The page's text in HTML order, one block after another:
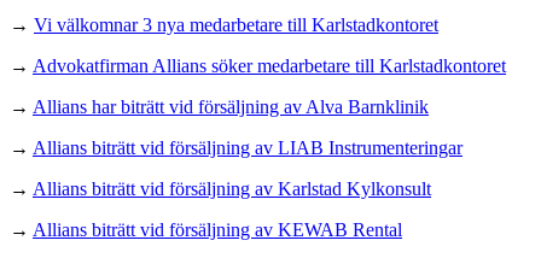
→ Vi välkomnar 3 nya medarbetare till Karlstadkontoret
→ Advokatfirman Allians söker medarbetare till Karlstadkontoret
→ Allians har biträtt vid försäljning av Alva Barnklinik
→ Allians biträtt vid försäljning av LIAB Instrumenteringar
→ Allians biträtt vid försäljning av Karlstad Kylkonsult
→ Allians biträtt vid försäljning av KEWAB Rental